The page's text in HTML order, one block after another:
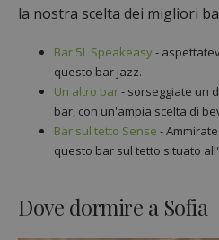
la nostra scelta dei migliori
Bar 5L Speakeasy-
questo bar jazz.
Un altro bar- sorseggiate un
bar, con un'ampia scelta di
Bar sul tetto Sense -
questo bar sul tetto situato
Dove dormire a Sofia